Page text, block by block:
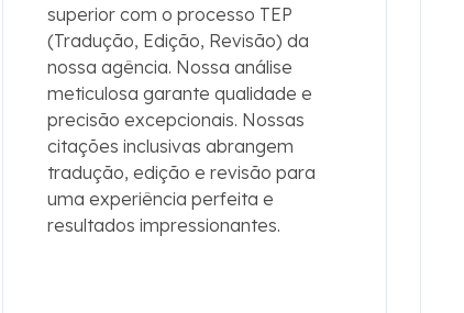
superior com o processo TEP
(Tradução, Edição, Revisão) da
nossa agência. Nossa análise
meticulosa garante qualidade e
precisão excepcionais. Nossas
citações inclusivas abrangem
tradução, edição e revisão para
uma experiência perfeita e
resultados impressionantes.